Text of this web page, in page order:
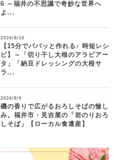
6 ～福井の不思議で奇妙な世界へ
よ...
2026/8/10
【15分でパパッと作れる♪ 時短レシ
ピ】～「切り干し大根のアラビアー
タ」「納豆ドレッシングの大根サ
ラ...
2026/8/9
磯の香りで広がるおろしそばの愉し
み。福井市・見吉屋の「岩のりおろ
しそば」【ローカル食遺産】